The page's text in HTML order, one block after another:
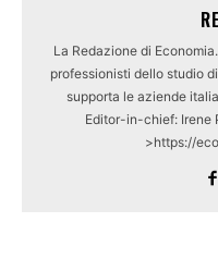
La Redazione di
professionisti dello studio
supporta le aziende
Editor-in-chief: Irene
>https://